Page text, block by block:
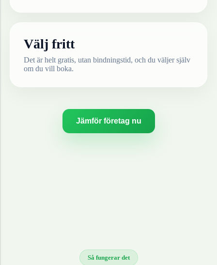
Välj fritt
Det är helt gratis, utan bindningstid, och du väljer själv
om du vill boka.
Jämför företag nu
Så fungerar det